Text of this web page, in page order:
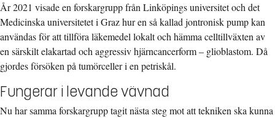
År 2021 visade en forskargrupp från Linköpings universitet och det
Medicinska universitetet i Graz hur en så kallad jontronisk pump kan
användas för att tillföra läkemedel lokalt och hämma celltillväxten av
en särskilt elakartad och aggressiv hjärncancerform – glioblastom. Då
gjordes försöken på tumörceller i en petriskål.
Fungerar i levande vävnad
Nu har samma forskargrupp tagit nästa steg mot att tekniken ska kunna